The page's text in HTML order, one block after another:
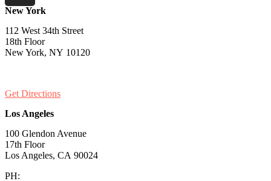
New York
112 West 34th Street
18th Floor
New York, NY 10120
Get Directions
Los Angeles
100 Glendon Avenue
17th Floor
Los Angeles, CA 90024
PH: